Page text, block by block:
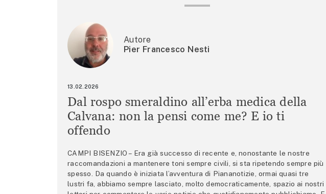
Autore
Pier Francesco Nesti
13.02.2026
Dal rospo smeraldino all’erba medica della
Calvana: non la pensi come me? E io ti
offendo
CAMPI BISENZIO – Era già successo di recente e, nonostante le nostre
raccomandazioni a mantenere toni sempre civili, si sta ripetendo sempre più
spesso. Da quando è iniziata l’avventura di Piananotizie, ormai quasi tre
lustri fa, abbiamo sempre lasciato, molto democraticamente, spazio ai nostri